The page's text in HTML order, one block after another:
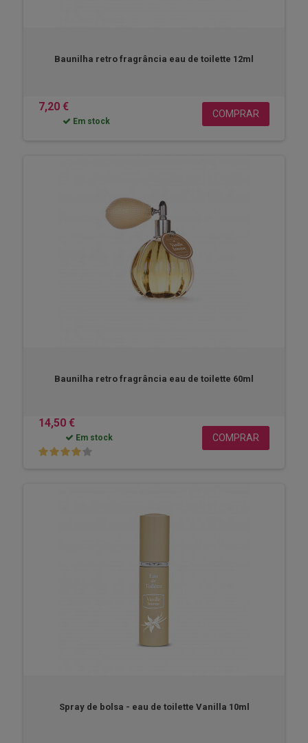
Baunilha retro fragrância eau de toilette 12ml
7,20 €
Em stock
COMPRAR
Baunilha retro fragrância eau de toilette 60ml
14,50 €
Em stock COMPRAR
Spray de bolsa - eau de toilette Vanilla 10ml